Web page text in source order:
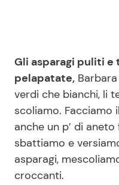
Gli asparagi puliti
pelapatate,
verdi che bianchi, li
scoliamo. Facciamo
anche un p’ di
sbattiamo e
asparagi,
croccanti.